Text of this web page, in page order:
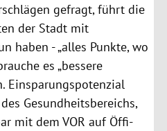
gefragt, führt die
der Stadt mit
haben - „alles Punkte, wo
es „bessere
Einsparungspotenzial
Gesundheitsbereichs,
mit dem VOR auf Öffi-